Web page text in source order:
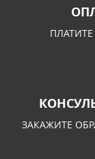
ЗАКАЖИТЕ